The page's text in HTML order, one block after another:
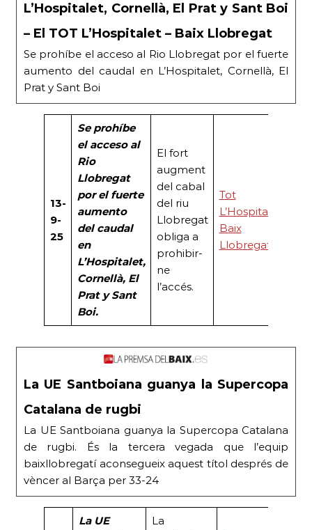
L’Hospitalet, Cornellà, El Prat y Sant Boi
– El TOT L’Hospitalet – Baix Llobregat
Se prohíbe el acceso al Rio Llobregat por el fuerte
aumento del caudal en L’Hospitalet, Cornellà, El
Prat y Sant Boi
13-
9-
25
Se prohíbe
el acceso al
Rio
Llobregat
por el fuerte
aumento
del caudal
en
L’Hospitalet,
Cornellà, El
Prat y Sant
Boi.
El fort
augment
del cabal
del riu
Llobregat
obliga a
prohibir-
ne
l’accés.
Tot
L’Hospitalet
Baix
Llobregat
La UE Santboiana guanya la Supercopa
Catalana de rugbi
La UE Santboiana guanya la Supercopa Catalana
de rugbi. És la tercera vegada que l’equip
baixllobregatí aconsegueix aquest títol després de
vèncer al Barça per 33-24
La UE
La